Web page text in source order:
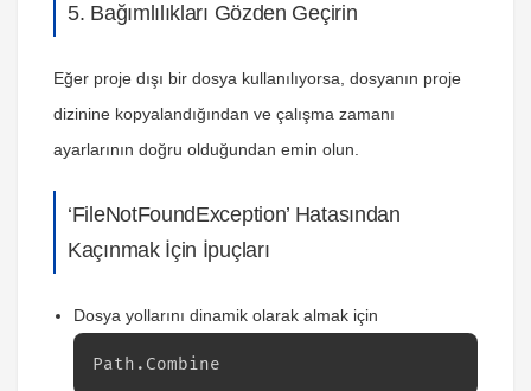
5. Bağımlılıkları Gözden Geçirin
Eğer proje dışı bir dosya kullanılıyorsa, dosyanın proje
dizinine kopyalandığından ve çalışma zamanı
ayarlarının doğru olduğundan emin olun.
‘FileNotFoundException’ Hatasından
Kaçınmak İçin İpuçları
Dosya yollarını dinamik olarak almak için
Path.Combine